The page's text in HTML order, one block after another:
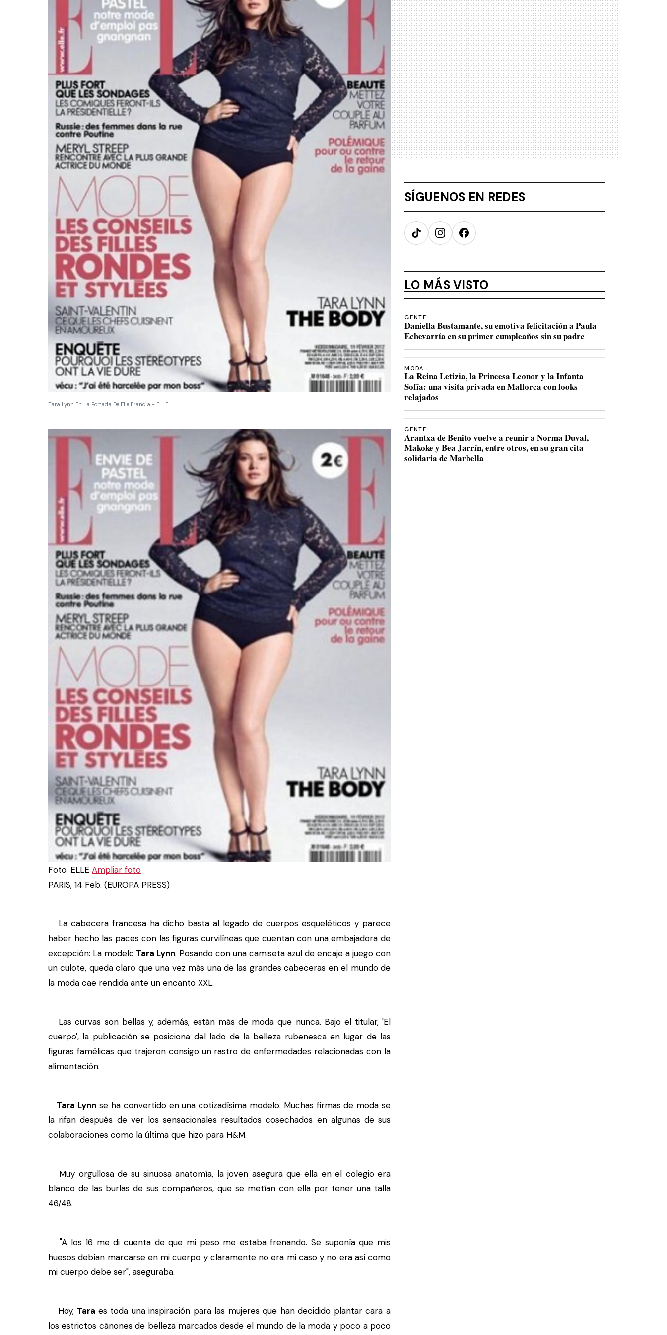
Tara Lynn En La Portada De Elle Francia - ELLE
Foto: ELLE Ampliar foto
PARIS, 14 Feb. (EUROPA PRESS)
La cabecera francesa ha dicho basta al legado de cuerpos esqueléticos y parece
haber hecho las paces con las figuras curvilíneas que cuentan con una embajadora de
excepción: La modelo Tara Lynn. Posando con una camiseta azul de encaje a juego con
un culote, queda claro que una vez más una de las grandes cabeceras en el mundo de
la moda cae rendida ante un encanto XXL.
Las curvas son bellas y, además, están más de moda que nunca. Bajo el titular, 'El
cuerpo', la publicación se posiciona del lado de la belleza rubenesca en lugar de las
figuras famélicas que trajeron consigo un rastro de enfermedades relacionadas con la
alimentación.
Tara Lynn se ha convertido en una cotizadísima modelo. Muchas firmas de moda se
la rifan después de ver los sensacionales resultados cosechados en algunas de sus
colaboraciones como la última que hizo para H&M.
Muy orgullosa de su sinuosa anatomía, la joven asegura que ella en el colegio era
blanco de las burlas de sus compañeros, que se metían con ella por tener una talla
46/48.
"A los 16 me di cuenta de que mi peso me estaba frenando. Se suponía que mis
huesos debían marcarse en mi cuerpo y claramente no era mi caso y no era así como
mi cuerpo debe ser", aseguraba.
Hoy, Tara es toda una inspiración para las mujeres que han decidido plantar cara a
los estrictos cánones de belleza marcados desde el mundo de la moda y poco a poco
SÍGUENOS EN REDES
TikTokInstagramFacebook
LO MÁS VISTO
GENTE
Daniella Bustamante, su emotiva felicitación a Paula
Echevarría en su primer cumpleaños sin su padre
MODA
La Reina Letizia, la Princesa Leonor y la Infanta
Sofía: una visita privada en Mallorca con looks
relajados
GENTE
Arantxa de Benito vuelve a reunir a Norma Duval,
Makoke y Bea Jarrín, entre otros, en su gran cita
solidaria de Marbella